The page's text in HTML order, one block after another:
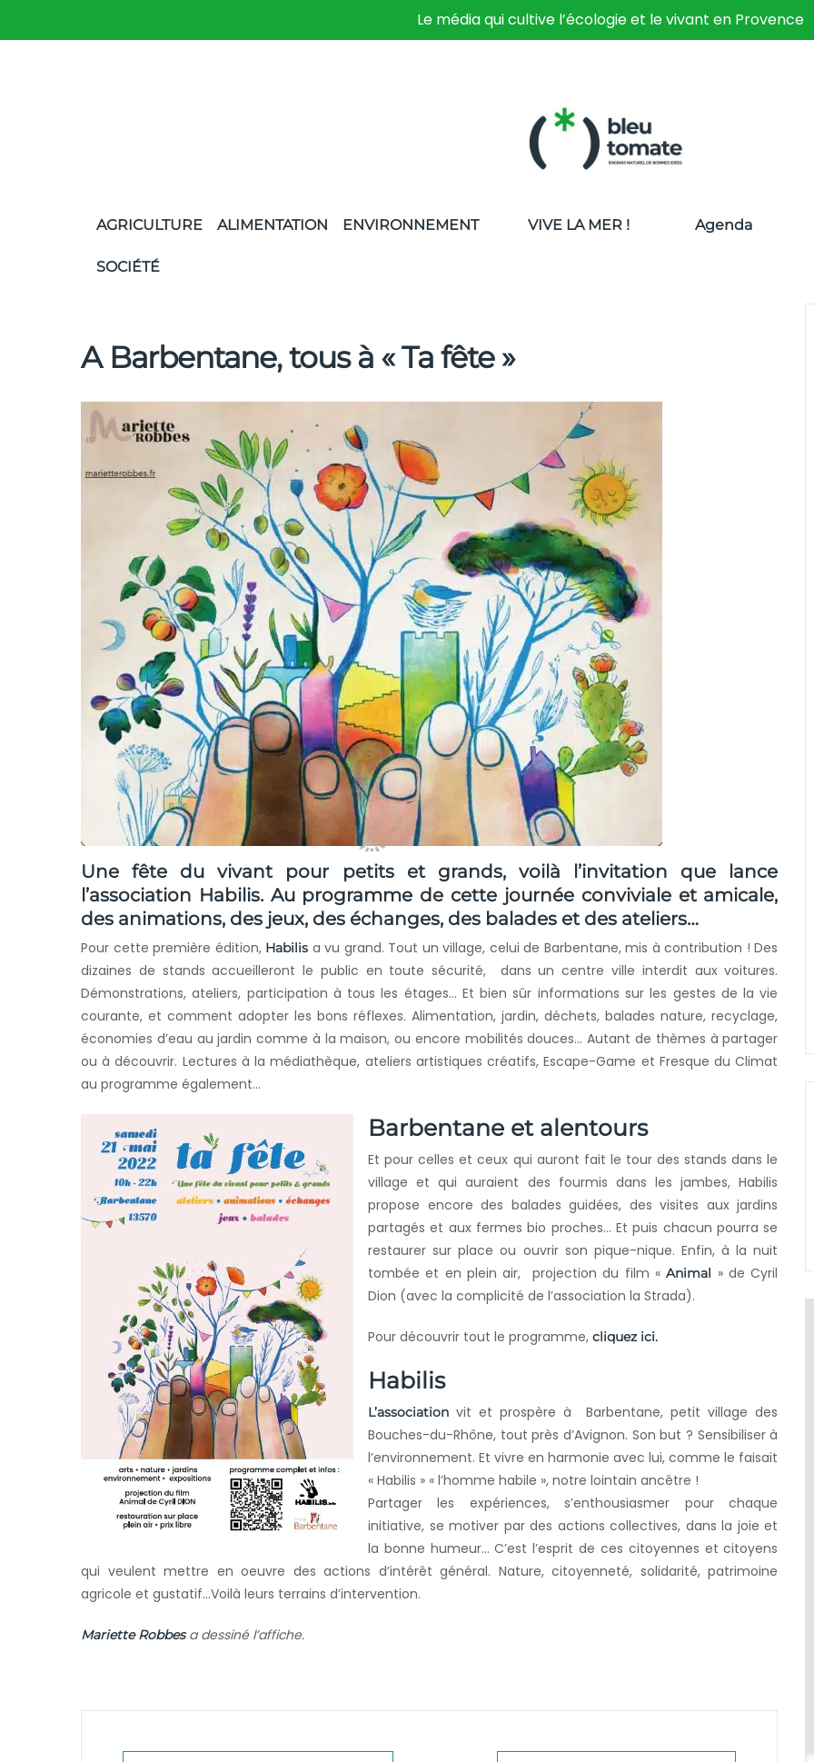
Le média qui cultive l’écologie et le vivant en Provence
AGRICULTURE ALIMENTATION ENVIRONNEMENT
SOCIÉTÉ
VIVE LA MER ! Agenda
A Barbentane, tous à « Ta fête »
Une fête du vivant pour petits et grands, voilà l’invitation que lance
l’association Habilis. Au programme de cette journée conviviale et amicale,
des animations, des jeux, des échanges, des balades et des ateliers…
Pour cette première édition, Habilis a vu grand. Tout un village, celui de Barbentane, mis à contribution ! Des
dizaines de stands accueilleront le public en toute sécurité, dans un centre ville interdit aux voitures.
Démonstrations, ateliers, participation à tous les étages… Et bien sûr informations sur les gestes de la vie
courante, et comment adopter les bons réflexes. Alimentation, jardin, déchets, balades nature, recyclage,
économies d’eau au jardin comme à la maison, ou encore mobilités douces… Autant de thèmes à partager
ou à découvrir. Lectures à la médiathèque, ateliers artistiques créatifs, Escape-Game et Fresque du Climat
au programme également…
Barbentane et alentours
Et pour celles et ceux qui auront fait le tour des stands dans le
village et qui auraient des fourmis dans les jambes, Habilis
propose encore des balades guidées, des visites aux jardins
partagés et aux fermes bio proches… Et puis chacun pourra se
restaurer sur place ou ouvrir son pique-nique. Enfin, à la nuit
tombée et en plein air, projection du film «Animal » de Cyril
Dion (avec la complicité de l’association la Strada).
Pour découvrir tout le programme, cliquez ici.
Habilis
L’association vit et prospère à Barbentane, petit village des
Bouches-du-Rhône, tout près d’Avignon. Son but ? Sensibiliser à
l’environnement. Et vivre en harmonie avec lui, comme le faisait
« Habilis » « l’homme habile », notre lointain ancêtre !
Partager les expériences, s’enthousiasmer pour chaque
initiative, se motiver par des actions collectives, dans la joie et
la bonne humeur… C’est l’esprit de ces citoyennes et citoyens
qui veulent mettre en oeuvre des actions d’intérêt général. Nature, citoyenneté, solidarité, patrimoine
agricole et gustatif…Voilà leurs terrains d’intervention.
Mariette Robbesa dessiné l’affiche.